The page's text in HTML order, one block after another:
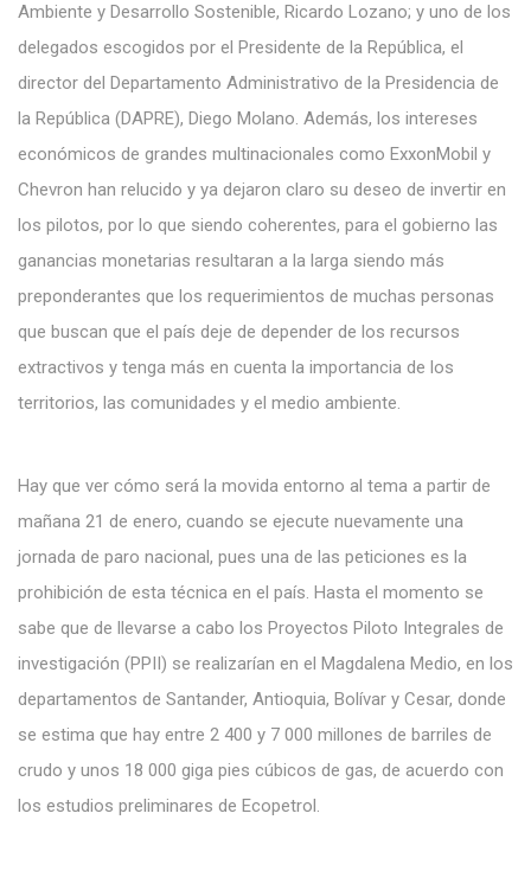
Ambiente y Desarrollo Sostenible, Ricardo Lozano; y uno de los
delegados escogidos por el Presidente de la República, el
director del Departamento Administrativo de la Presidencia de
la República (DAPRE), Diego Molano. Además, los intereses
económicos de grandes multinacionales como ExxonMobil y
Chevron han relucido y ya dejaron claro su deseo de invertir en
los pilotos, por lo que siendo coherentes, para el gobierno las
ganancias monetarias resultaran a la larga siendo más
preponderantes que los requerimientos de muchas personas
que buscan que el país deje de depender de los recursos
extractivos y tenga más en cuenta la importancia de los
territorios, las comunidades y el medio ambiente.
Hay que ver cómo será la movida entorno al tema a partir de
mañana 21 de enero, cuando se ejecute nuevamente una
jornada de paro nacional, pues una de las peticiones es la
prohibición de esta técnica en el país. Hasta el momento se
sabe que de llevarse a cabo los Proyectos Piloto Integrales de
investigación (PPII) se realizarían en el Magdalena Medio, en los
departamentos de Santander, Antioquia, Bolívar y Cesar, donde
se estima que hay entre 2 400 y 7 000 millones de barriles de
crudo y unos 18 000 giga pies cúbicos de gas, de acuerdo con
los estudios preliminares de Ecopetrol.